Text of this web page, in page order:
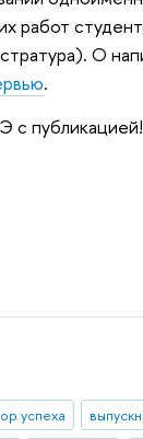
работ
О
.
с публикацией!
успеха